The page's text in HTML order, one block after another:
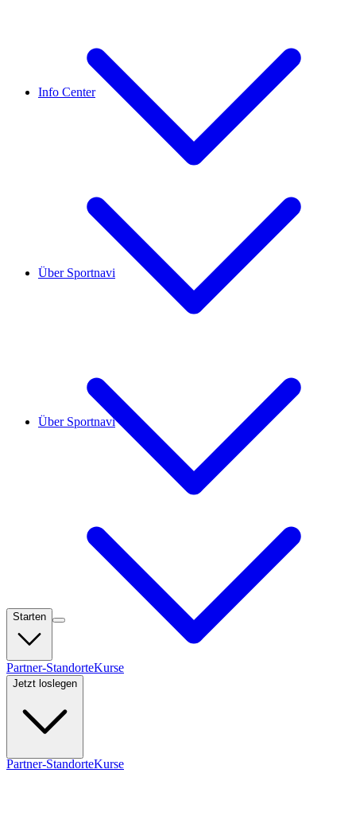
Über Sportnavi
Starten
Partner-StandorteKurse
Jetzt loslegen
Info Center
Über Sportnavi
Partner-StandorteKurse